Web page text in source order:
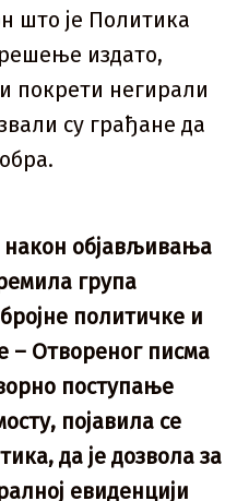
што је Политика
издато,
покрети негирали
су грађане да
након објављивања
група
политичке и
– Отвореног писма
поступање
појавила се
да је дозвола за
евиденцији